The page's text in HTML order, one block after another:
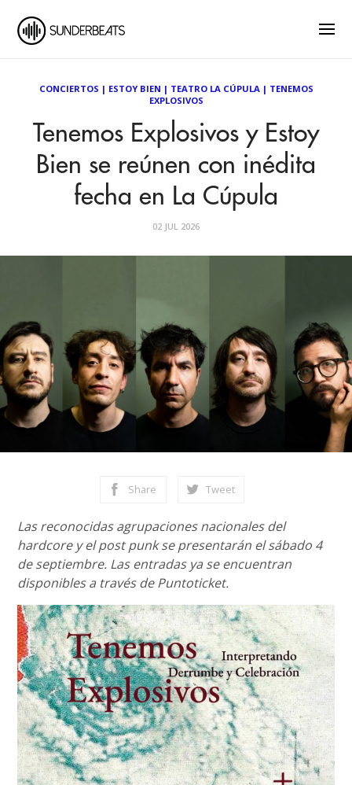
CONCIERTOS | ESTOY BIEN | TEATRO LA CÚPULA| TENEMOS
EXPLOSIVOS
Tenemos Explosivos y Estoy
Bien se reúnen con inédita
fecha en La Cúpula
02 JUL 2026
Share Tweet
Las reconocidas agrupaciones nacionales del
hardcore y el post punk se presentarán el sábado 4
de septiembre. Las entradas ya se encuentran
disponibles a través de Puntoticket.